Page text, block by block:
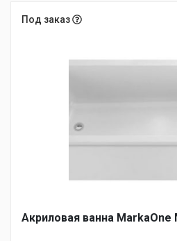
Под заказ
Акриловая ванна MarkaOne